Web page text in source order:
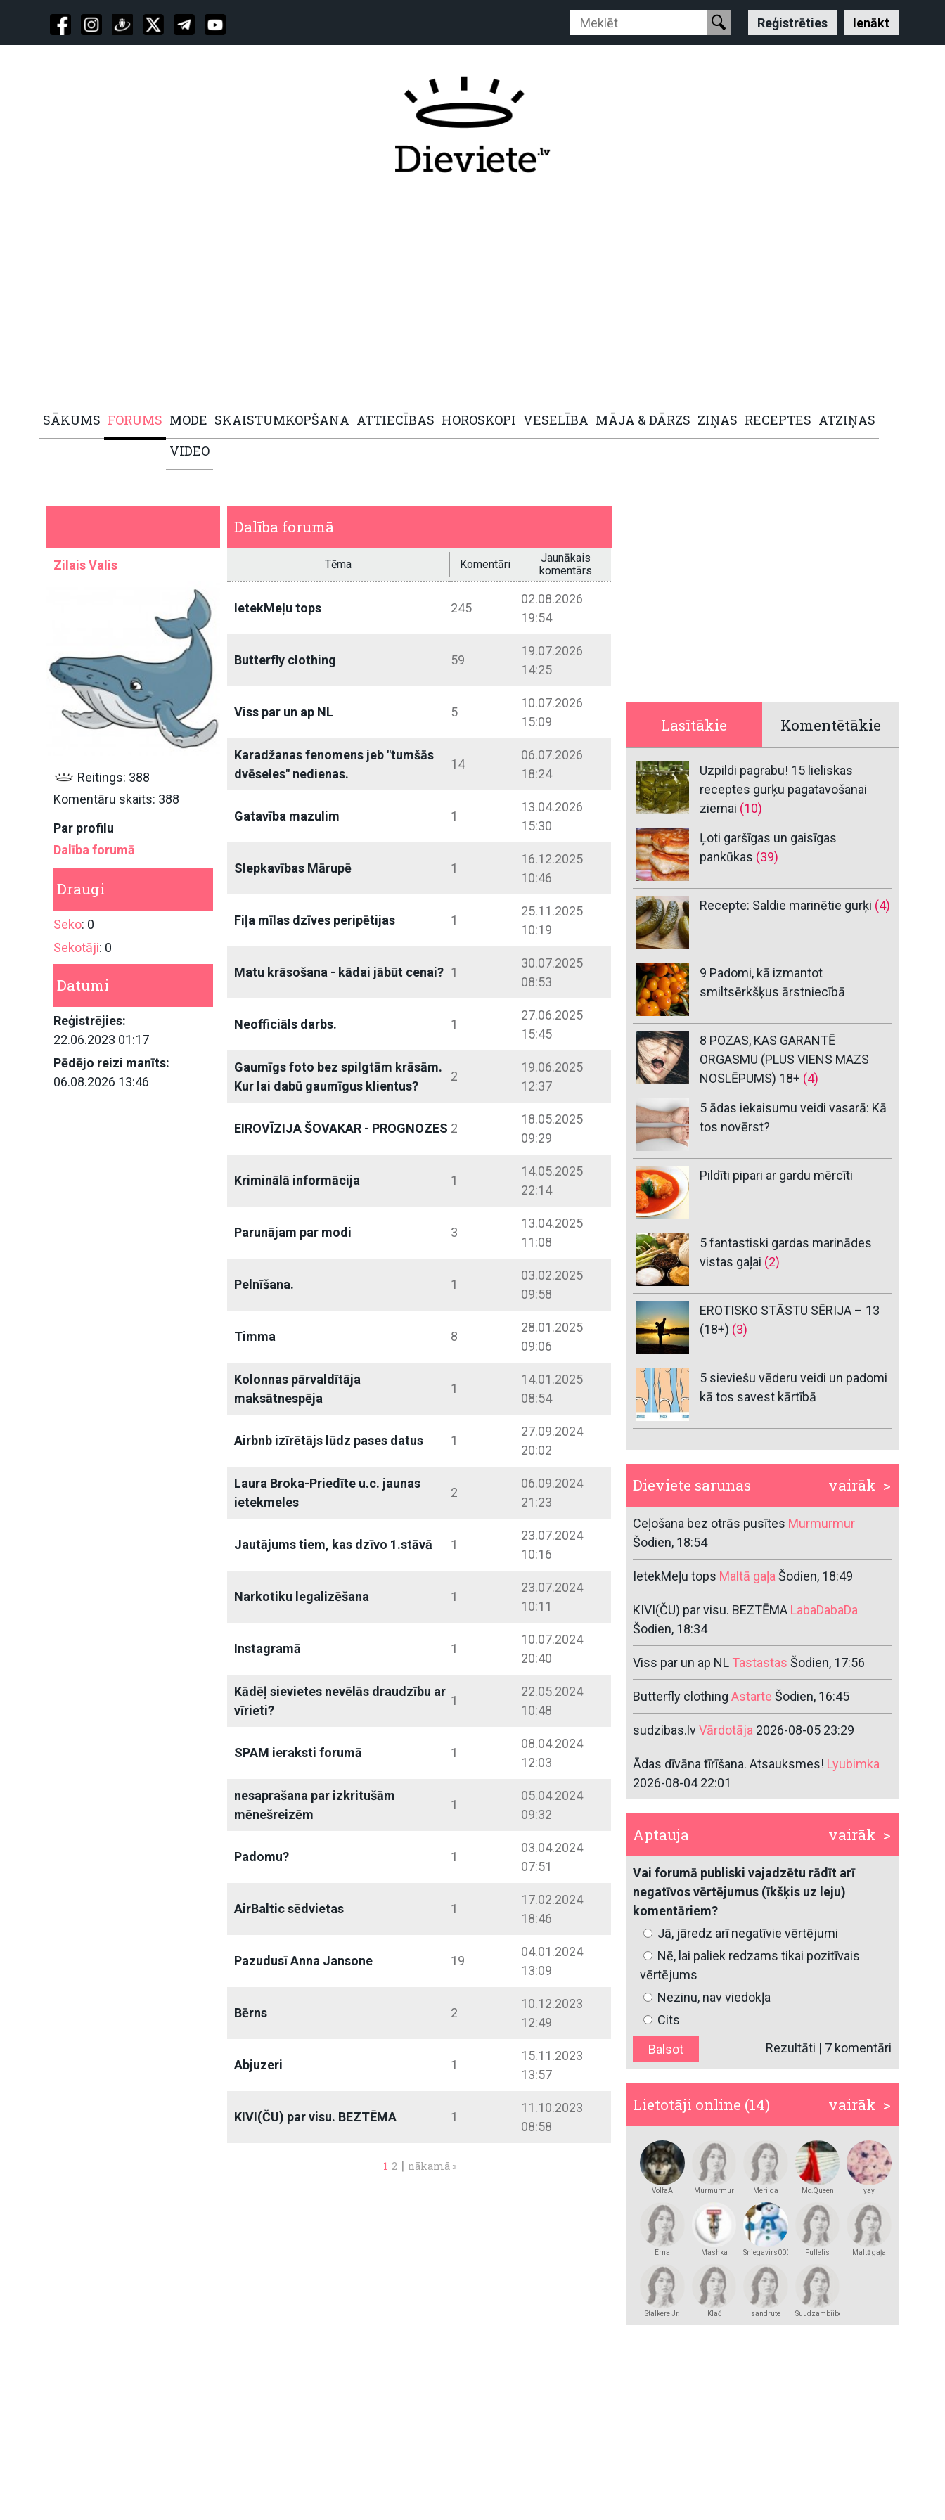
Reģistrēties Ienākt
SĀKUMS FORUMS MODE SKAISTUMKOPŠANA ATTIECĪBAS HOROSKOPI VESELĪBA MĀJA & DĀRZS ZIŅAS RECEPTES ATZIŅAS
VIDEO
Zilais Valis
Reitings: 388
Komentāru skaits: 388
Par profilu
Dalība forumā
Draugi
Seko: 0
Sekotāji: 0
Datumi
Reģistrējies:
22.06.2023 01:17
Pēdējo reizi manīts:
06.08.2026 13:46
Dalība forumā
Tēma Komentāri
Jaunākais
komentārs
IetekMeļu tops 245
02.08.2026
19:54
Butterfly clothing 59
19.07.2026
14:25
Viss par un ap NL 5
10.07.2026
15:09
Karadžanas fenomens jeb "tumšās
dvēseles" nedienas.
14
06.07.2026
18:24
Gatavība mazulim 1
13.04.2026
15:30
Slepkavības Mārupē 1
16.12.2025
10:46
Fiļa mīlas dzīves peripētijas 1
25.11.2025
10:19
Matu krāsošana - kādai jābūt cenai? 1
30.07.2025
08:53
Neofficiāls darbs. 1
27.06.2025
15:45
Gaumīgs foto bez spilgtām krāsām.
Kur lai dabū gaumīgus klientus?
2
19.06.2025
12:37
EIROVĪZIJA ŠOVAKAR - PROGNOZES 2
18.05.2025
09:29
Kriminālā informācija 1
14.05.2025
22:14
Parunājam par modi 3
13.04.2025
11:08
Pelnīšana. 1
03.02.2025
09:58
Timma 8
28.01.2025
09:06
Kolonnas pārvaldītāja
maksātnespēja
1
14.01.2025
08:54
Airbnb izīrētājs lūdz pases datus 1
27.09.2024
20:02
Laura Broka-Priedīte u.c. jaunas
ietekmeles
2
06.09.2024
21:23
Jautājums tiem, kas dzīvo 1.stāvā 1
23.07.2024
10:16
Narkotiku legalizēšana 1
23.07.2024
10:11
Instagramā 1
10.07.2024
20:40
Kādēļ sievietes nevēlās draudzību ar
vīrieti?
1
22.05.2024
10:48
SPAM ieraksti forumā 1
08.04.2024
12:03
nesaprašana par izkritušām
mēnešreizēm
1
05.04.2024
09:32
Padomu? 1
03.04.2024
07:51
AirBaltic sēdvietas 1
17.02.2024
18:46
Pazudusī Anna Jansone 19
04.01.2024
13:09
Bērns 2
10.12.2023
12:49
Abjuzeri 1
15.11.2023
13:57
KIVI(ČU) par visu. BEZTĒMA 1
11.10.2023
08:58
1 2 | nākamā »
Lasītākie Komentētākie
Uzpildi pagrabu! 15 lieliskas
receptes gurķu pagatavošanai
ziemai (10)
Ļoti garšīgas un gaisīgas
pankūkas (39)
Recepte: Saldie marinētie gurķi (4)
9 Padomi, kā izmantot
smiltsērkšķus ārstniecībā
8 POZAS, KAS GARANTĒ
ORGASMU (PLUS VIENS MAZS
NOSLĒPUMS) 18+ (4)
5 ādas iekaisumu veidi vasarā: Kā
tos novērst?
Pildīti pipari ar gardu mērcīti
5 fantastiski gardas marinādes
vistas gaļai (2)
EROTISKO STĀSTU SĒRIJA – 13
(18+) (3)
5 sieviešu vēderu veidi un padomi
kā tos savest kārtībā
vairāk >
Dieviete sarunas
Ceļošana bez otrās pusītes Murmurmur
Šodien, 18:54
IetekMeļu tops Maltā gaļaŠodien, 18:49
KIVI(ČU) par visu. BEZTĒMA LabaDabaDa
Šodien, 18:34
Viss par un ap NL Tastastas Šodien, 17:56
Butterfly clothing Astarte Šodien, 16:45
sudzibas.lvVārdotāja 2026-08-05 23:29
Ādas dīvāna tīrīšana. Atsauksmes! Lyubimka
2026-08-04 22:01
vairāk >
Aptauja
Vai forumā publiski vajadzētu rādīt arī
negatīvos vērtējumus (īkšķis uz leju)
komentāriem?
Jā, jāredz arī negatīvie vērtējumi
Nē, lai paliek redzams tikai pozitīvais
vērtējums
Nezinu, nav viedokļa
Cits
Rezultāti | 7 komentāri
vairāk >
Lietotāji online (14)
VolfaA Murmurmur Merilda Mc.Queen yay
Erna
Mashka
Sniegavirs000 Fuffelis Maltā gaļa
Stalkere Jr. Klač sandrute Suudzambiibele